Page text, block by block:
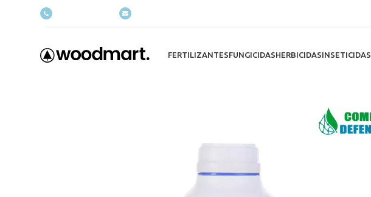
FERTILIZANTESFUNGICIDASHERBICIDASINSETICIDAS